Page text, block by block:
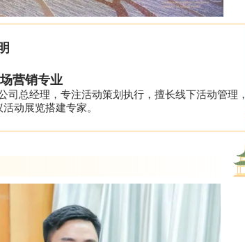
营销专业
总经理，专注活动策划执行，擅长线下活动管理，
动展览搭建专家。